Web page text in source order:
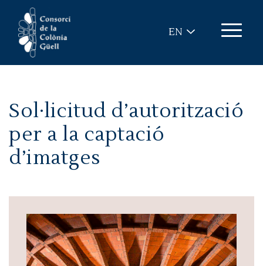
EN
Sol·licitud d’autorització
per a la captació
d’imatges
Image